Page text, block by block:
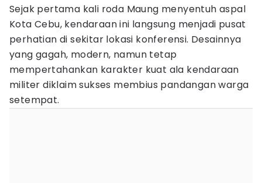
Sejak pertama kali roda Maung menyentuh aspal
Kota Cebu, kendaraan ini langsung menjadi pusat
perhatian di sekitar lokasi konferensi. Desainnya
yang gagah, modern, namun tetap
mempertahankan karakter kuat ala kendaraan
militer diklaim sukses membius pandangan warga
setempat.